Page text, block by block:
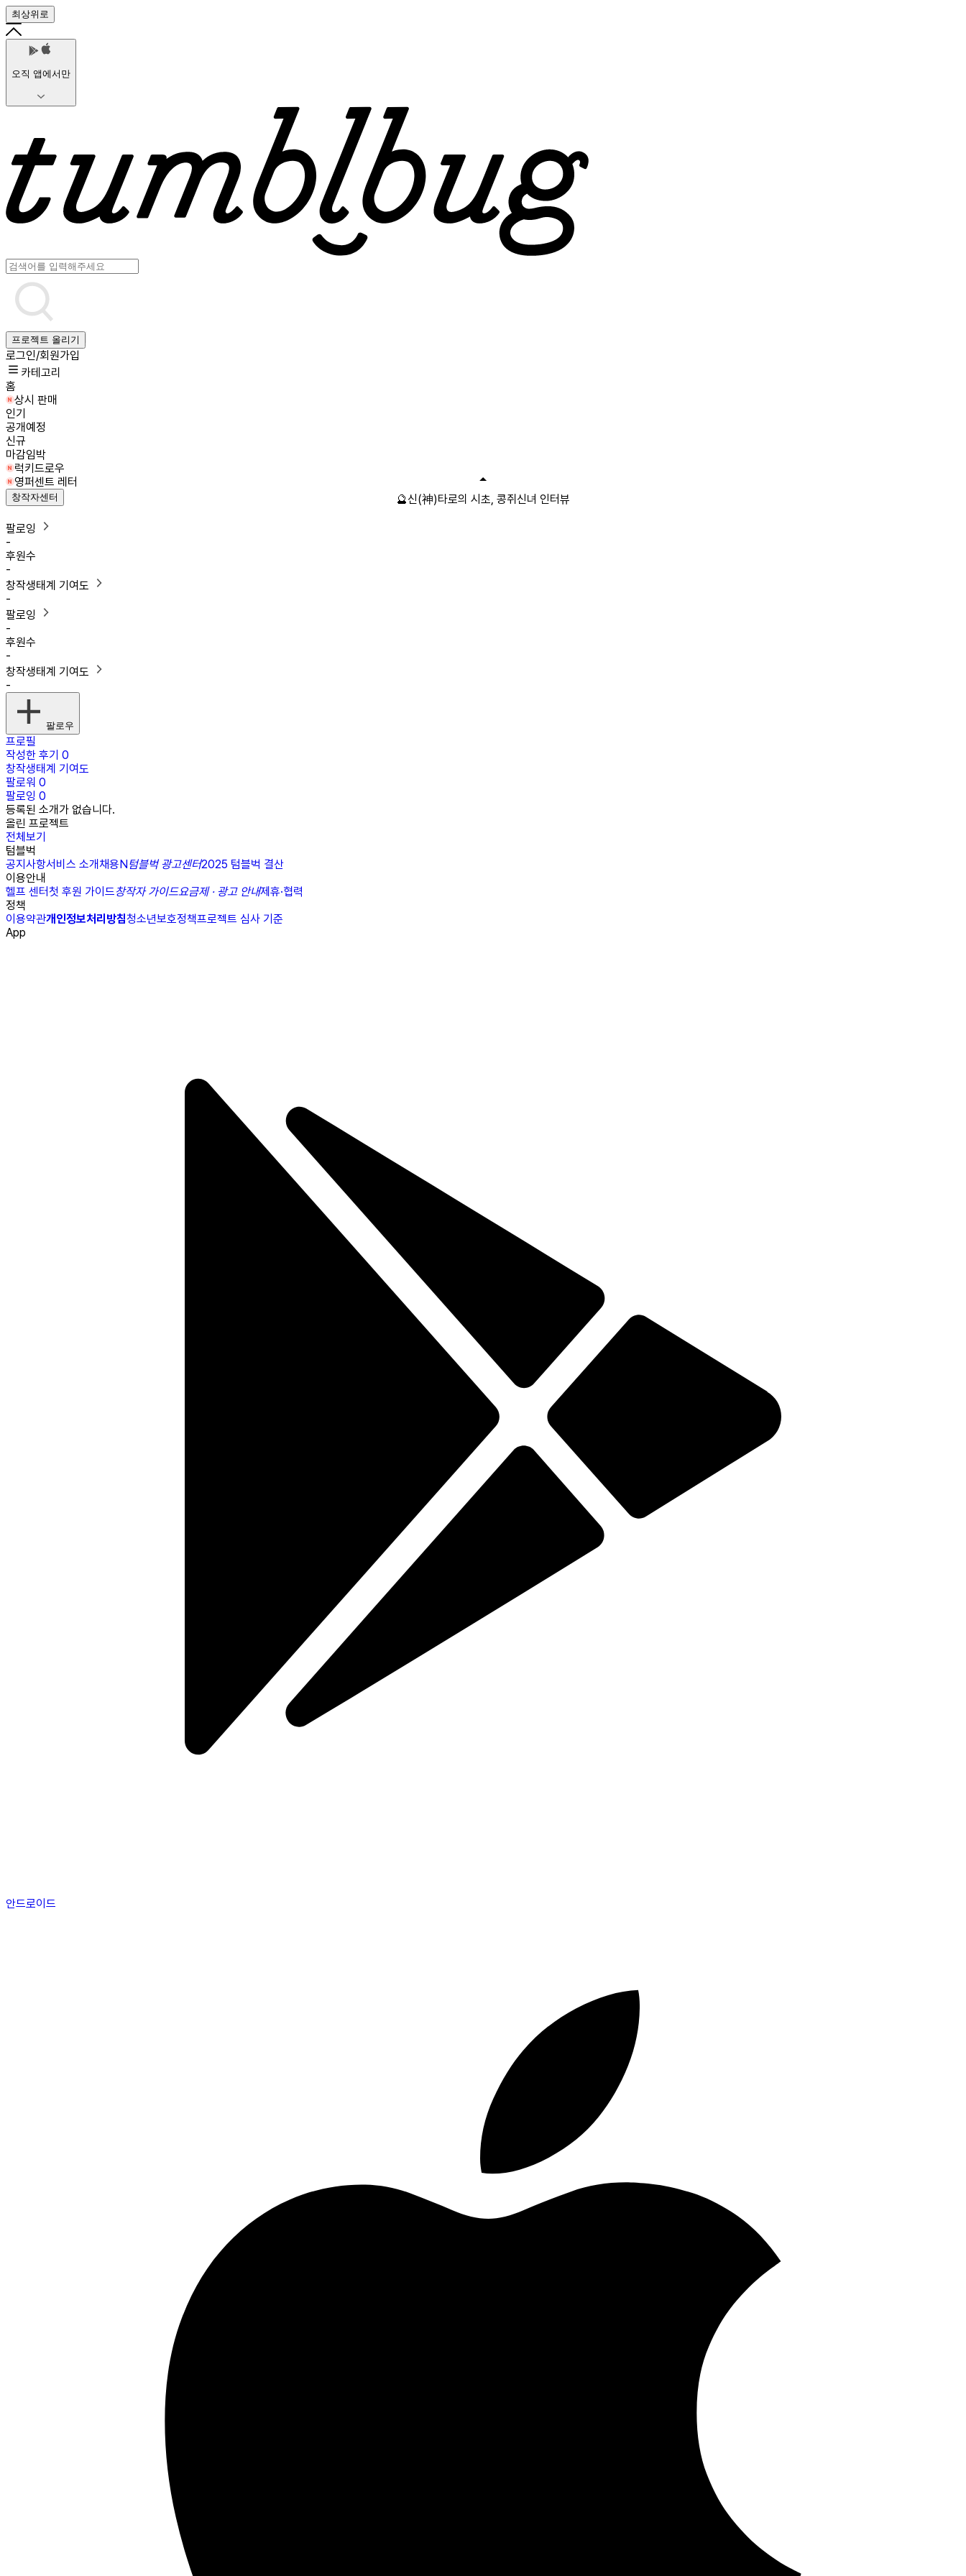
최상위로
오직 앱에서만
프로젝트 올리기
로그인/회원가입
카테고리
홈
상시 판매
인기
공개예정
신규
마감임박
럭키드로우
영퍼센트 레터
창작자센터
팔로잉
-
후원수
-
창작생태계 기여도
-
팔로잉
-
후원수
-
창작생태계 기여도
-
팔로우
프로필
작성한 후기 0
창작생태계 기여도
팔로워 0
팔로잉 0
등록된 소개가 없습니다.
올린 프로젝트
전체보기
텀블벅
공지사항서비스 소개채용N텀블벅 광고센터2025 텀블벅 결산
이용안내
헬프 센터첫 후원 가이드창작자 가이드요금제 · 광고 안내제휴·협력
정책
이용약관개인정보처리방침청소년보호정책프로젝트 심사 기준
App
안드로이드
🔮신(神)타로의 시초, 콩쥐신녀 인터뷰